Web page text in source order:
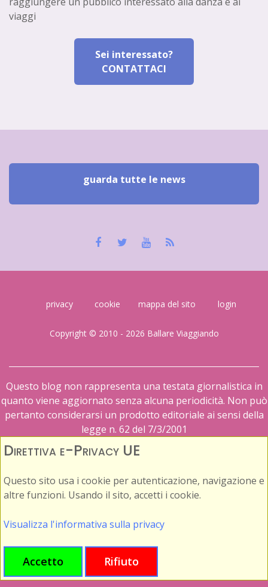
viaggi
Sei interessato?
CONTATTACI
guarda tutte le news
privacy cookie mappa del sito login
Copyright © 2010 - 2026 Ballare Viaggiando
Questo blog non rappresenta una testata giornalistica in
quanto viene aggiornato senza alcuna periodicità. Non può
pertanto considerarsi un prodotto editoriale ai sensi della
legge n. 62 del 7/3/2001
Direttiva e-Privacy UE
Questo sito usa i cookie per autenticazione, navigazione e
altre funzioni. Usando il sito, accetti i cookie.
Visualizza l'informativa sulla privacy
Accetto Rifiuto